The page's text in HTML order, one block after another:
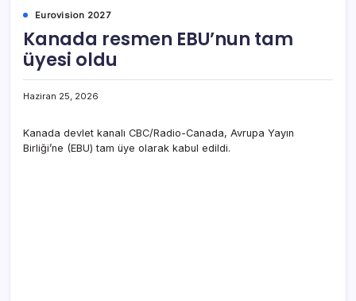
Eurovision 2027
Kanada resmen EBU’nun tam
üyesi oldu
Haziran 25, 2026
Kanada devlet kanalı CBC/Radio-Canada, Avrupa Yayın
Birliği’ne (EBU) tam üye olarak kabul edildi.